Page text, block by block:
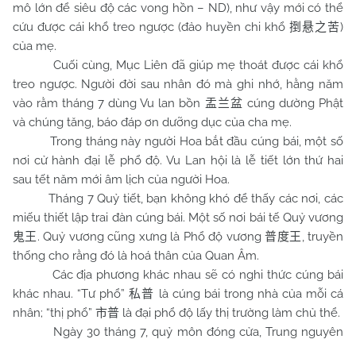
mô lớn để siêu độ các vong hồn – ND), như vậy mới có thể
cứu được cái khổ treo ngược (đảo huyền chi khổ 捯悬之苦)
của mẹ.
Cuối cùng, Mục Liên đã giúp mẹ thoát được cái khổ
treo ngược. Người đời sau nhân đó mà ghi nhớ, hằng năm
vào rằm tháng 7 dùng Vu lan bồn 盂兰盆 cúng dường Phật
và chúng tăng, báo đáp ơn dưỡng dục của cha mẹ.
Trong tháng này người Hoa bắt đầu cúng bái, một số
nơi cử hành đại lễ phổ độ. Vu Lan hội là lễ tiết lớn thứ hai
sau tết năm mới âm lịch của người Hoa.
Tháng 7 Quỷ tiết, bạn không khó để thấy các nơi, các
miếu thiết lập trai đàn cúng bái. Một số nơi bái tế Quỷ vương
鬼王 . Quỷ vương cũng xưng là Phổ độ vương普度王 , truyền
thống cho rằng đó là hoá thân của Quan Âm.
Các địa phương khác nhau sẽ có nghi thức cúng bái
khác nhau. “Tư phổ”私普 là cúng bái trong nhà của mỗi cá
nhân; “thị phổ” 市普 là đại phổ độ lấy thị trường làm chủ thể.
Ngày 30 tháng 7, quỷ môn đóng cửa, Trung nguyên